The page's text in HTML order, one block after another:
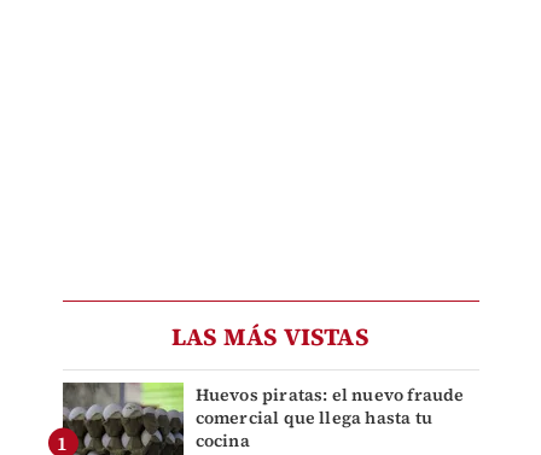
LAS MÁS VISTAS
Huevos piratas: el nuevo fraude
comercial que llega hasta tu
cocina